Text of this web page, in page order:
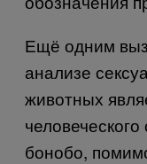
Ещё одним
анализе
животных
бонобо,